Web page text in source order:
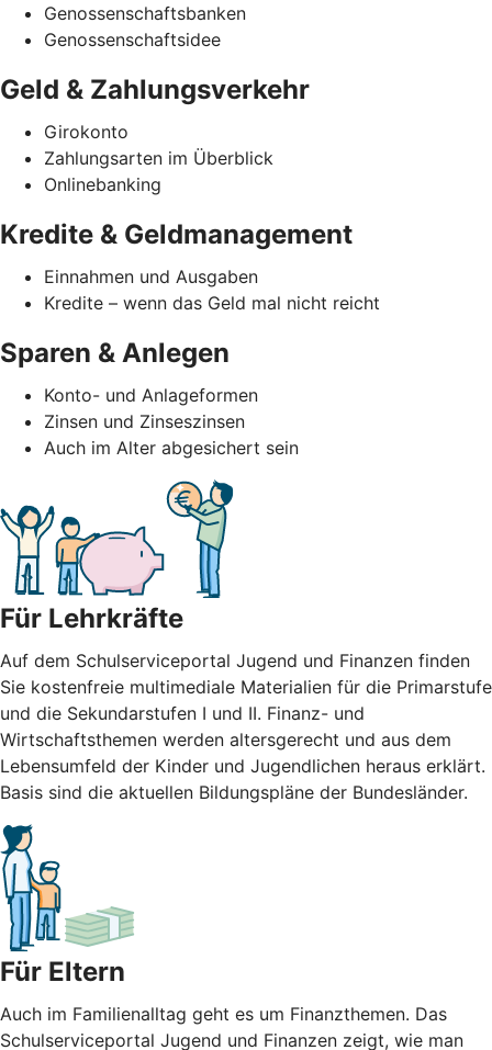
Genossenschaftsbanken
Genossenschaftsidee
Geld & Zahlungsverkehr
Girokonto
Zahlungsarten im Überblick
Onlinebanking
Kredite & Geldmanagement
Einnahmen und Ausgaben
Kredite – wenn das Geld mal nicht reicht
Sparen & Anlegen
Konto- und Anlageformen
Zinsen und Zinseszinsen
Auch im Alter abgesichert sein
Für Lehrkräfte
Auf dem Schulserviceportal Jugend und Finanzen finden
Sie kostenfreie multimediale Materialien für die Primarstufe
und die Sekundarstufen I und II. Finanz- und
Wirtschaftsthemen werden altersgerecht und aus dem
Lebensumfeld der Kinder und Jugendlichen heraus erklärt.
Basis sind die aktuellen Bildungspläne der Bundesländer.
Für Eltern
Auch im Familienalltag geht es um Finanzthemen. Das
Schulserviceportal Jugend und Finanzen zeigt, wie man